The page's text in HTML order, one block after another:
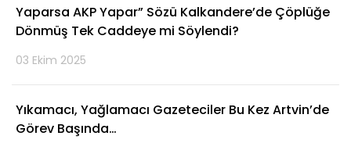
Yaparsa AKP Yapar” Sözü Kalkandere’de Çöplüğe
Dönmüş Tek Caddeye mi Söylendi?
03 Ekim 2025
Yıkamacı, Yağlamacı Gazeteciler Bu Kez Artvin’de
Görev Başında…